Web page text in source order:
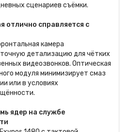
сценариев съёмки.
отлично справляется с
камера
детализацию для чётких
видеозвонков. Оптическая
модуля минимизирует смаз
или в условиях
ядер на службе